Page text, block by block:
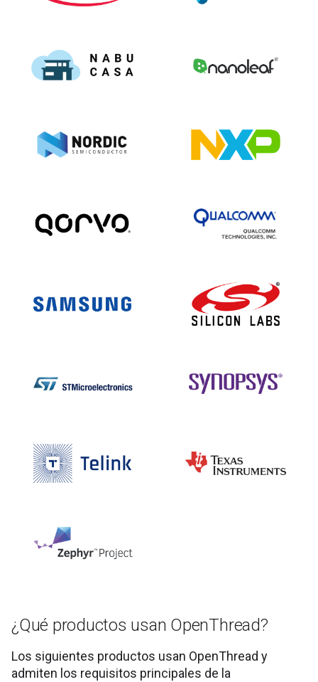
¿Qué productos usan OpenThread?
Los siguientes productos usan OpenThread y
admiten los requisitos principales de la